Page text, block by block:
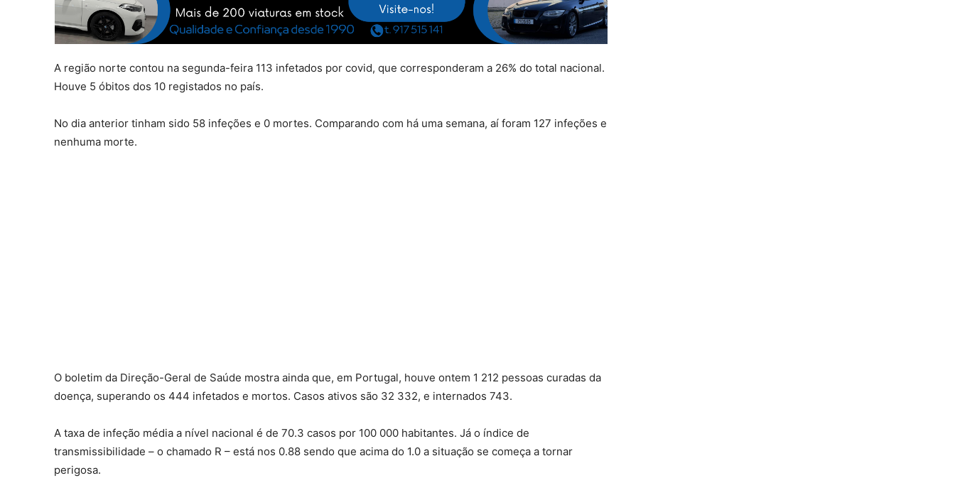
A região norte contou na segunda-feira 113 infetados por covid, que corresponderam a 26% do total nacional.
Houve 5 óbitos dos 10 registados no país.
No dia anterior tinham sido 58 infeções e 0 mortes. Comparando com há uma semana, aí foram 127 infeções e
nenhuma morte.
O boletim da Direção-Geral de Saúde mostra ainda que, em Portugal, houve ontem 1 212 pessoas curadas da
doença, superando os 444 infetados e mortos. Casos ativos são 32 332, e internados 743.
A taxa de infeção média a nível nacional é de 70.3 casos por 100 000 habitantes. Já o índice de
transmissibilidade – o chamado R – está nos 0.88 sendo que acima do 1.0 a situação se começa a tornar
perigosa.